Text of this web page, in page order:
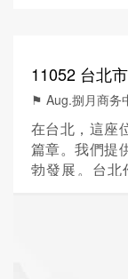
11052 台北
⚑ Aug.捌月商务
在台北，這座
篇章。我們提
勃發展。台北
路口公車站就
世貿中心捷運
場，方便您